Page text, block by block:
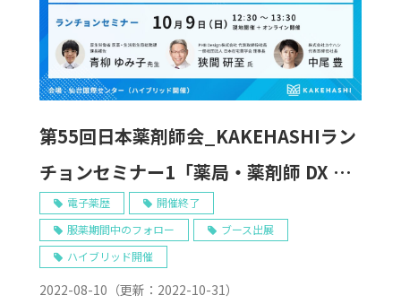
事例
サポート・価格
お役立ち情報
イベント
第55回日本薬剤師会_KAKEHASHIラン
チョンセミナー1「薬局・薬剤師 DX ～
行政・薬局・テクノロジー、3 つの視点
から考える～」
電子薬歴
開催終了
服薬期間中のフォロー
ブース出展
ハイブリッド開催
2022-08-10 （更新： 2022-10-31）